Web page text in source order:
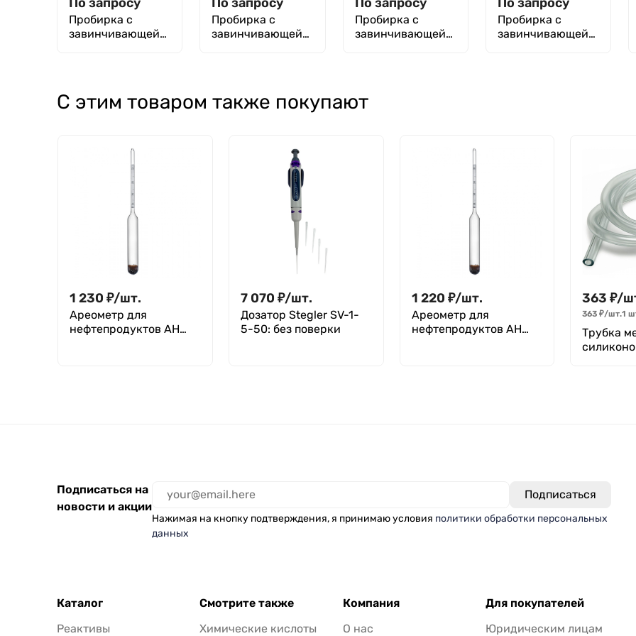
Пробирка с
завинчивающейс
Пробирка с
завинчивающейс
Пробирка с
завинчивающейс
Пробирка с
завинчивающейс
С этим товаром также покупают
1 230 ₽/шт.
Ареометр для
нефтепродуктов АН
7 070 ₽/шт.
Дозатор Stegler SV-1-
5-50: без поверки
1 220 ₽/шт.
Ареометр для
нефтепродуктов АН
363 ₽/
363 ₽/шт.1
Трубка
Подписаться на
новости и акции
Нажимая на кнопку подтверждения, я принимаю условия политики обработки персональных
данных
Каталог
Реактивы
Смотрите также
Химические кислоты
Компания
О нас
Для покупателей
Юридическим лицам